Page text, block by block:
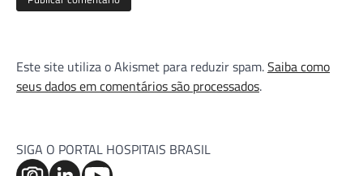
Este site utiliza o Akismet para reduzir spam.Saiba como
seus dados em comentários são processados.
SIGA O PORTAL HOSPITAIS BRASIL